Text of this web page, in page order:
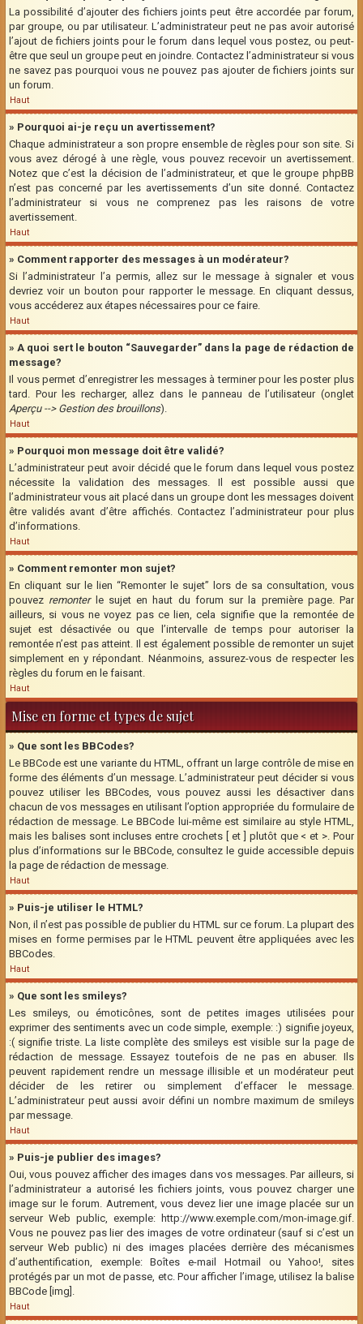
La possibilité d’ajouter des fichiers joints peut être accordée par forum,
par groupe, ou par utilisateur. L’administrateur peut ne pas avoir autorisé
l’ajout de fichiers joints pour le forum dans lequel vous postez, ou peut-
être que seul un groupe peut en joindre. Contactez l’administrateur si vous
ne savez pas pourquoi vous ne pouvez pas ajouter de fichiers joints sur
un forum.
Haut
» Pourquoi ai-je reçu un avertissement?
Chaque administrateur a son propre ensemble de règles pour son site. Si
vous avez dérogé à une règle, vous pouvez recevoir un avertissement.
Notez que c’est la décision de l’administrateur, et que le groupe phpBB
n’est pas concerné par les avertissements d’un site donné. Contactez
l’administrateur si vous ne comprenez pas les raisons de votre
avertissement.
Haut
» Comment rapporter des messages à un modérateur?
Si l’administrateur l’a permis, allez sur le message à signaler et vous
devriez voir un bouton pour rapporter le message. En cliquant dessus,
vous accéderez aux étapes nécessaires pour ce faire.
Haut
» A quoi sert le bouton “Sauvegarder” dans la page de rédaction de
message?
Il vous permet d’enregistrer les messages à terminer pour les poster plus
tard. Pour les recharger, allez dans le panneau de l’utilisateur (onglet
Aperçu --> Gestion des brouillons).
Haut
» Pourquoi mon message doit être validé?
L’administrateur peut avoir décidé que le forum dans lequel vous postez
nécessite la validation des messages. Il est possible aussi que
l’administrateur vous ait placé dans un groupe dont les messages doivent
être validés avant d’être affichés. Contactez l’administrateur pour plus
d’informations.
Haut
» Comment remonter mon sujet?
En cliquant sur le lien “Remonter le sujet” lors de sa consultation, vous
pouvez remonterle sujet en haut du forum sur la première page. Par
ailleurs, si vous ne voyez pas ce lien, cela signifie que la remontée de
sujet est désactivée ou que l’intervalle de temps pour autoriser la
remontée n’est pas atteint. Il est également possible de remonter un sujet
simplement en y répondant. Néanmoins, assurez-vous de respecter les
règles du forum en le faisant.
Haut
Mise en forme et types de sujet
» Que sont les BBCodes?
Le BBCode est une variante du HTML, offrant un large contrôle de mise en
forme des éléments d’un message. L’administrateur peut décider si vous
pouvez utiliser les BBCodes, vous pouvez aussi les désactiver dans
chacun de vos messages en utilisant l’option appropriée du formulaire de
rédaction de message. Le BBCode lui-même est similaire au style HTML,
mais les balises sont incluses entre crochets [ et ] plutôt que < et >. Pour
plus d’informations sur le BBCode, consultez le guide accessible depuis
la page de rédaction de message.
Haut
» Puis-je utiliser le HTML?
Non, il n’est pas possible de publier du HTML sur ce forum. La plupart des
mises en forme permises par le HTML peuvent être appliquées avec les
BBCodes.
Haut
» Que sont les smileys?
Les smileys, ou émoticônes, sont de petites images utilisées pour
exprimer des sentiments avec un code simple, exemple: :) signifie joyeux,
:( signifie triste. La liste complète des smileys est visible sur la page de
rédaction de message. Essayez toutefois de ne pas en abuser. Ils
peuvent rapidement rendre un message illisible et un modérateur peut
décider de les retirer ou simplement d’effacer le message.
L’administrateur peut aussi avoir défini un nombre maximum de smileys
par message.
Haut
» Puis-je publier des images?
Oui, vous pouvez afficher des images dans vos messages. Par ailleurs, si
l’administrateur a autorisé les fichiers joints, vous pouvez charger une
image sur le forum. Autrement, vous devez lier une image placée sur un
serveur Web public, exemple: http://www.exemple.com/mon-image.gif.
Vous ne pouvez pas lier des images de votre ordinateur (sauf si c’est un
serveur Web public) ni des images placées derrière des mécanismes
d’authentification, exemple: Boîtes e-mail Hotmail ou Yahoo!, sites
protégés par un mot de passe, etc. Pour afficher l’image, utilisez la balise
BBCode [img].
Haut